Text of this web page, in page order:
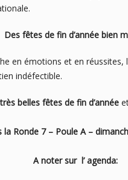
d’année bien
en émotions et en
indéfectible.
très belles fêtes de fin d’année
la Ronde 7 – Poule A –
A noter sur l’ agenda: